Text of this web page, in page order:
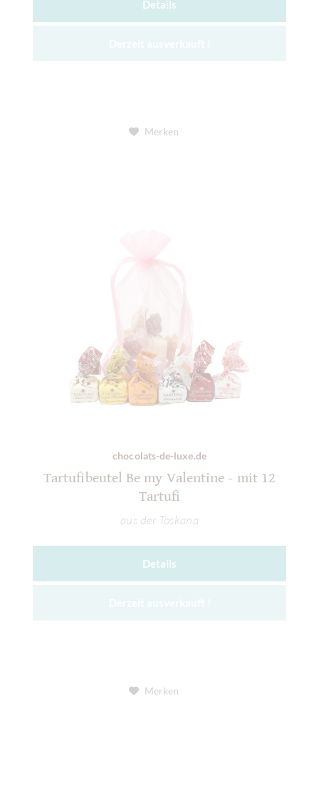
Details
Merken
chocolats-de-luxe.de
Tartufibeutel Be my Valentine - mit 12
Tartufi
aus der Toskana
Details
Merken